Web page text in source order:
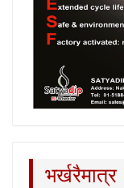
भर्खरैमात्र